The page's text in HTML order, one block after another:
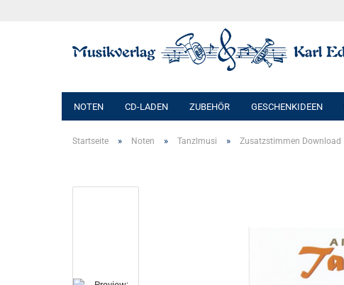
NOTEN CD-LADEN ZUBEHÖR GESCHENKIDEEN
Startseite » Noten » Tanzlmusi » Zusatzstimmen Download